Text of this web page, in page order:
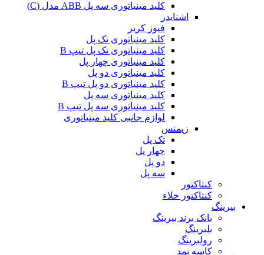
کلید مینیاتوری سه پل ABB مدل (C)
اشنایدر
فیوز کریر
کلید مینیاتوری تک پل
کلید مینیاتوری تک پل تیپ B
کلید مینیاتوری چهار پل
کلید مینیاتوری دو پل
کلید مینیاتوری دو پل تیپ B
کلید مینیاتوری سه پل
کلید مینیاتوری سه پل تیپ B
لوازم جانبی کلید مینیاتوری
زیمنس
تک پل
چهار پل
دو پل
سه پل
کنتاکتور
کنتاکتور خلاء
بیرینگ
بانک برند بیرینگ
بلبرینگ
رولبرینگ
کاسه نمد